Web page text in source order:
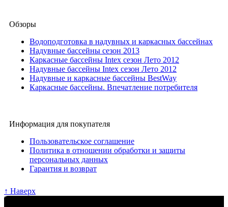
Обзоры
Водоподготовка в надувных и каркасных бассейнах
Надувные бассейны сезон 2013
Каркасные бассейны Intex сезон Лето 2012
Надувные бассейны Intex сезон Лето 2012
Надувные и каркасные бассейны BestWay
Каркасные бассейны. Впечатление потребителя
Информация для покупателя
Пользовательское соглашение
Политика в отношении обработки и защиты
персональных данных
Гарантия и возврат
↑ Наверх